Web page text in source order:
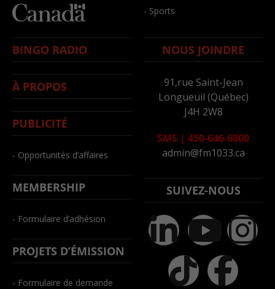
- Sports
BINGO RADIO
À PROPOS
PUBLICITÉ
- Opportunités d’affaires
MEMBERSHIP
- Formulaire d’adhésion
PROJETS D’ÉMISSION
- Formulaire de demande
NOUS JOINDRE
91,rue Saint-Jean
Longueuil (Québec)
J4H 2W8
SMS | 450-646-6800
admin@fm1033.ca
SUIVEZ-NOUS